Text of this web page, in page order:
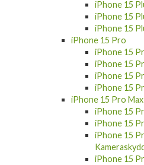
iPhone 15
iPhone 15
iPhone 15
iPhone 15 Pro
iPhone 15
iPhone 15
iPhone 15
iPhone 15
iPhone 15 Pro Max
iPhone 15
iPhone 15
iPhone 15
iPhone 15